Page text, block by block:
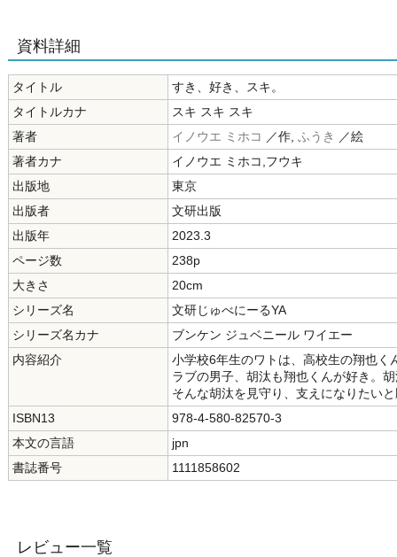
資料詳細
タイトル
すき、好き、スキ。
タイトルカナ
スキ スキ スキ
著者
イノウエ ミホコ ／作, ふうき
／絵
著者カナ
イノウエ ミホコ,フウキ
出版地
東京
出版者
文研出版
出版年
2023.3
ページ数
238p
大きさ
20cm
シリーズ名
文研じゅべにーるYA
シリーズ名カナ
ブンケン ジュベニール ワイエー
内容紹介
小学校6年生のワトは、高校生の翔也
ラブの男子、胡汰も翔也くんが好き。
そんな胡汰を見守り、支えになりたい
ISBN13
978-4-580-82570-3
本文の言語
jpn
書誌番号
1111858602
レビュー一覧